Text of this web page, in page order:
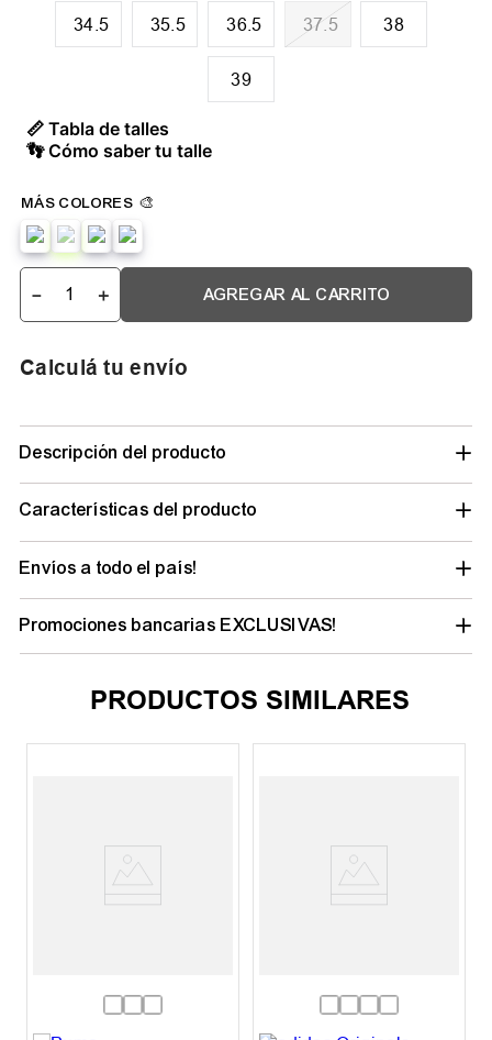
34.5 35.5 36.5 37.5 38
39
📏 Tabla de talles
👣 Cómo saber tu talle
＋
－ AGREGAR AL CARRITO
Calculá tu envío
Descripción del producto
Características del producto
Envíos a todo el país!
Promociones bancarias EXCLUSIVAS!
PRODUCTOS SIMILARES